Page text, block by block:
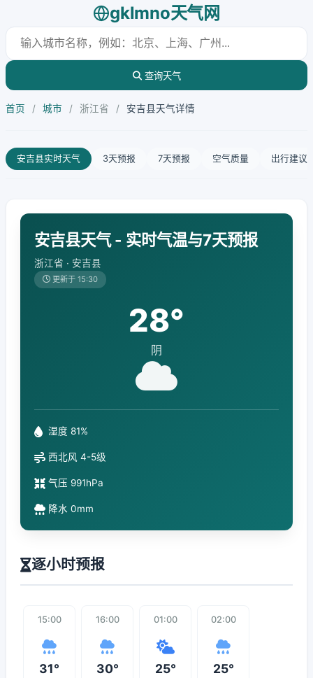
gklmno天气网
查询天气
首页 / 城市 / 浙江省 / 安吉县天气详情
安吉县实时天气 3天预报 7天预报 空气质量 出行建议
安吉县天气 - 实时气温与7天预报
浙江省 · 安吉县
更新于 15:30
28°
阴
湿度 81%
西北风 4-5级
气压 991hPa
降水 0mm
逐小时预报
15:00
31°
16:00
30°
01:00
25°
02:00
25°